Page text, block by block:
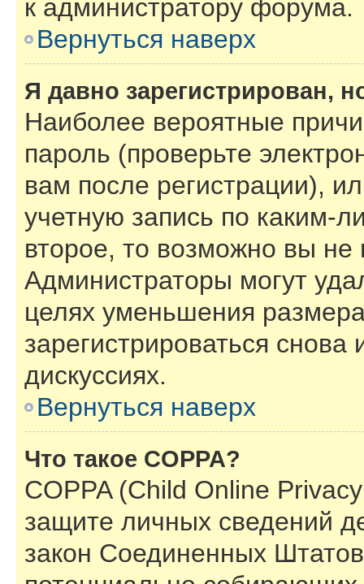
к администратору форума.
Вернуться наверх
Я давно зарегистрирован,
Наиболее вероятные
пароль (проверьте
вам после регистрации),
учетную запись по каким-
второе, то возможно вы
Администраторы могут
целях уменьшения
зарегистрироваться снова
дискуссиях.
Вернуться наверх
Что такое COPPA?
COPPA (Child Online
защите личных сведений
закон Соединенных